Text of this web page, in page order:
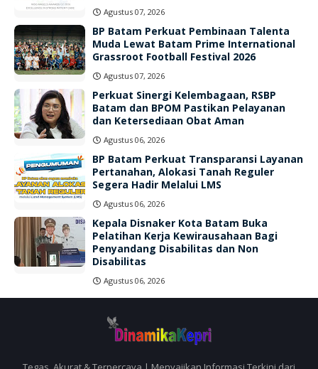
Agustus 07, 2026
BP Batam Perkuat Pembinaan Talenta
Muda Lewat Batam Prime International
Grassroot Football Festival 2026
Agustus 07, 2026
Perkuat Sinergi Kelembagaan, RSBP
Batam dan BPOM Pastikan Pelayanan
dan Ketersediaan Obat Aman
Agustus 06, 2026
BP Batam Perkuat Transparansi Layanan
Pertanahan, Alokasi Tanah Reguler
Segera Hadir Melalui LMS
Agustus 06, 2026
Kepala Disnaker Kota Batam Buka
Pelatihan Kerja Kewirausahaan Bagi
Penyandang Disabilitas dan Non
Disabilitas
Agustus 06, 2026